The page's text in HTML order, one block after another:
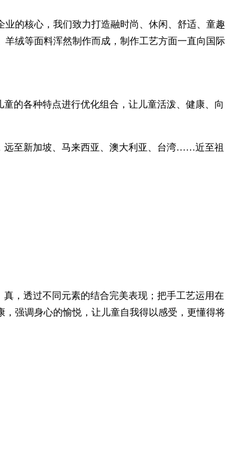
的核心，我们致力打造融时尚、休闲、舒适、童趣
绒等面料浑然制作而成，制作工艺方面一直向国际
的各种特点进行优化组合，让儿童活泼、健康、向
至新加坡、马来西亚、澳大利亚、台湾……近至祖
，透过不同元素的结合完美表现；把手工艺运用在
强调身心的愉悦，让儿童自我得以感受，更懂得将